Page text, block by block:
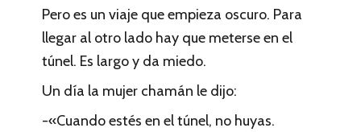
Pero es un viaje que empieza oscuro. Para
llegar al otro lado hay que meterse en el
túnel. Es largo y da miedo.
Un día la mujer chamán le dijo:
-«Cuando estés en el túnel, no huyas.